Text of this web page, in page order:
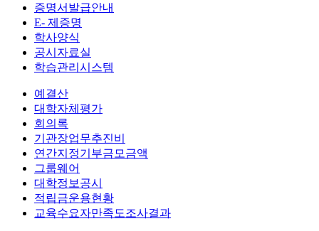
증명서발급안내
E- 제증명
학사양식
공시자료실
학습관리시스템
예결산
대학자체평가
회의록
기관장업무추진비
연간지정기부금모금액
그룹웨어
대학정보공시
적립금운용현황
교육수요자만족도조사결과